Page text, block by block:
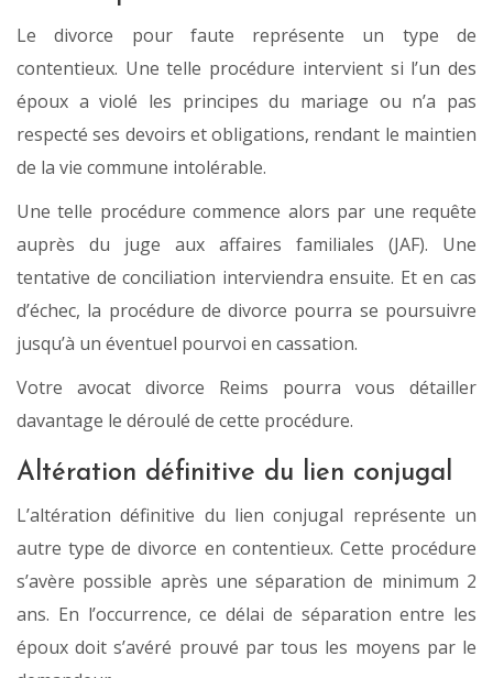
Le divorce pour faute représente un type de
contentieux. Une telle procédure intervient si l’un des
époux a violé les principes du mariage ou n’a pas
respecté ses devoirs et obligations, rendant le maintien
de la vie commune intolérable.
Une telle procédure commence alors par une requête
auprès du juge aux affaires familiales (JAF). Une
tentative de conciliation interviendra ensuite. Et en cas
d’échec, la procédure de divorce pourra se poursuivre
jusqu’à un éventuel pourvoi en cassation.
Votre avocat divorce Reims pourra vous détailler
davantage le déroulé de cette procédure.
Altération définitive du lien conjugal
L’altération définitive du lien conjugal représente un
autre type de divorce en contentieux. Cette procédure
s’avère possible après une séparation de minimum 2
ans. En l’occurrence, ce délai de séparation entre les
époux doit s’avéré prouvé par tous les moyens par le